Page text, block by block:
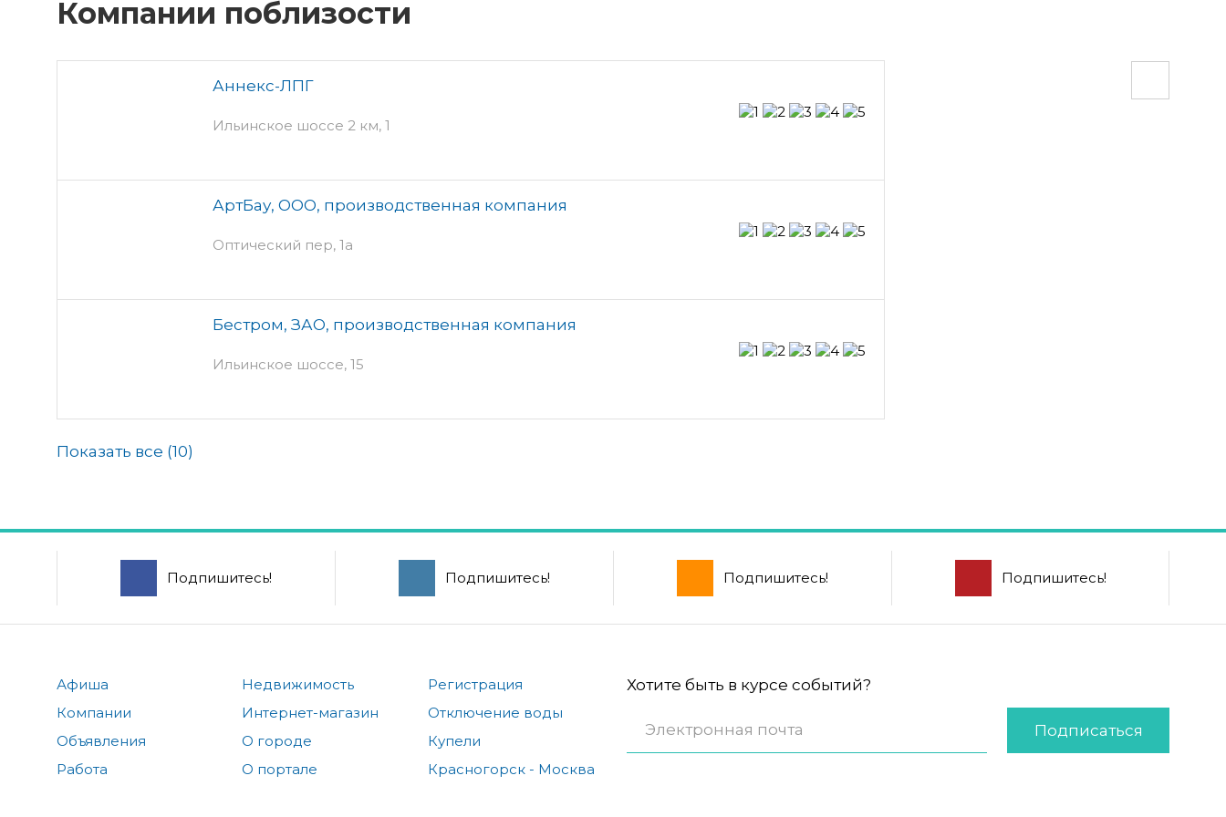
Компании поблизости
Аннекс-ЛПГ
Ильинское шоссе 2 км, 1
АртБау, ООО, производственная компания
Оптический пер, 1а
Бестром, ЗАО, производственная компания
Ильинское шоссе, 15
Показать все (10)
Подпишитесь! Подпишитесь! Подпишитесь! Подпишитесь!
Афиша
Компании
Объявления
Работа
Недвижимость
Интернет-магазин
О городе
О портале
Регистрация
Отключение воды
Купели
Красногорск - Москва
Хотите быть в курсе событий?
Подписаться